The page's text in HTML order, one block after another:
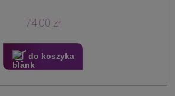
74,00 zł
do koszyka